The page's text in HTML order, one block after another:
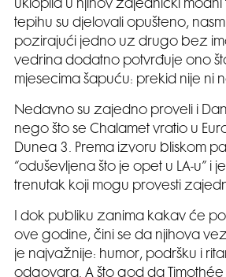
uklopila u njihov zajednički modni
tepihu su djelovali opušteno,
pozirajući jedno uz drugo bez
vedrina dodatno potvrđuje ono
mjesecima šapuću: prekid nije ni
Nedavno su zajedno proveli i
nego što se Chalamet vratio u
Dunea 3. Prema izvoru bliskom
“oduševljena što je opet u LA-u” i
trenutak koji mogu provesti
I dok publiku zanima kakav će
ove godine, čini se da njihova
je najvažnije: humor, podršku i
odgovara. A što god da